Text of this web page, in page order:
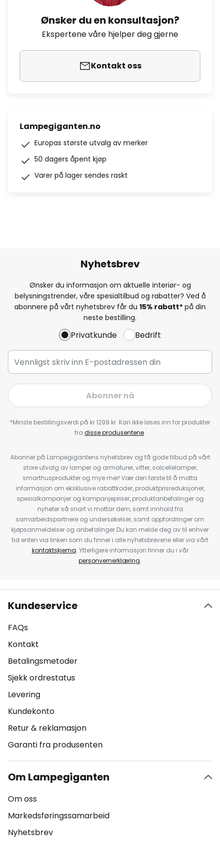
Ønsker du en konsultasjon?
Ekspertene våre hjelper deg gjerne
Kontakt oss
Lampegiganten.no
Europas største utvalg av merker
50 dagers åpent kjøp
Varer på lager sendes raskt
Nyhetsbrev
Ønsker du informasjon om aktuelle interiør- og
belysningstrender, våre spesialtilbud og rabatter? Ved å
abonnere på vårt nyhetsbrev får du 15% rabatt* på din
neste bestilling.
Privatkunde Bedrift
Abonner nå
*Minste bestillingsverdi på kr 1299 kr. Kan ikke løses inn for produkter
fra disse produsentene.
Abonner på Lampegigantens nyhetsbrev og få gode tilbud på vårt
store utvalg av lamper og armaturer, vifter, solcellelamper,
smarthusprodukter og mye mer! Vær den første til å motta
informasjon om eksklusive rabattkoder, produktprisreduksjoner,
spesialkampanjer og kampanjepriser, produktanbefalinger og
nyheter så snart vi mottar dem, samt innhold fra
samarbeidspartnere og undersøkelser, samt oppfordringer om
kjøpsanmeldelser og anbefalinger.Du kan melde deg av til enhver
tid enten via linken som du finner i alle nyhetsbrevene eller via vårt
kontaktskjema. Ytterligere informasjon finner du i vår
personvernerklæring.
Kundeservice
FAQs
Kontakt
Betalingsmetoder
Sjekk ordrestatus
Levering
Kundekonto
Retur & reklamasjon
Garanti fra produsenten
Om Lampegiganten
Om oss
Markedsføringssamarbeid
Nyhetsbrev